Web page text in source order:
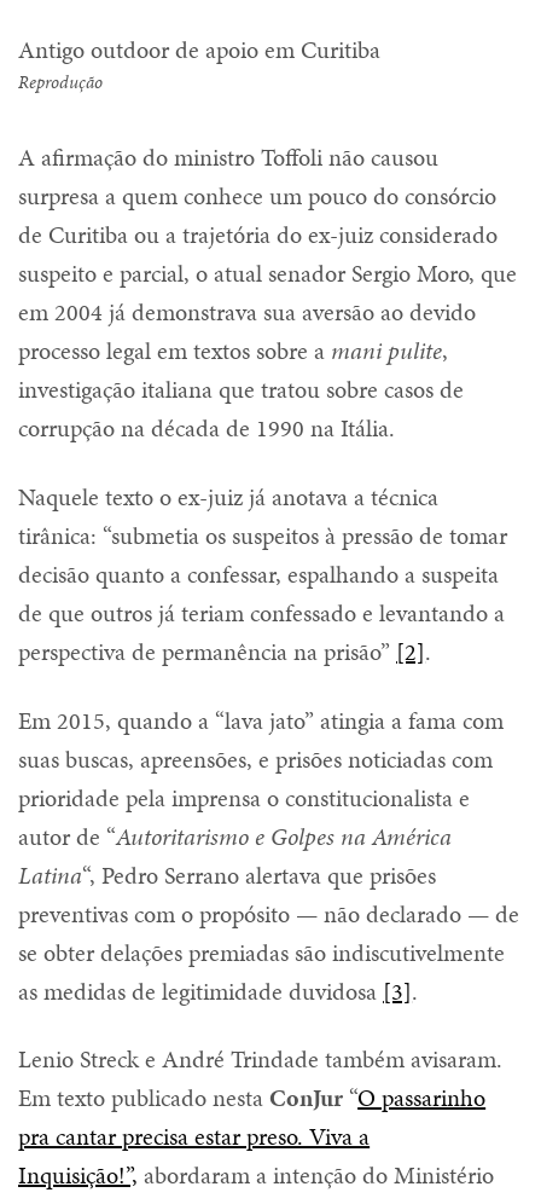
Antigo outdoor de apoio em Curitiba
Reprodução
A afirmação do ministro Toffoli não causou
surpresa a quem conhece um pouco do consórcio
de Curitiba ou a trajetória do ex-juiz considerado
suspeito e parcial, o atual senador Sergio Moro, que
em 2004 já demonstrava sua aversão ao devido
processo legal em textos sobre a mani pulite,
investigação italiana que tratou sobre casos de
corrupção na década de 1990 na Itália.
Naquele texto o ex-juiz já anotava a técnica
tirânica: “submetia os suspeitos à pressão de tomar
decisão quanto a confessar, espalhando a suspeita
de que outros já teriam confessado e levantando a
perspectiva de permanência na prisão” [2].
Em 2015, quando a “lava jato” atingia a fama com
suas buscas, apreensões, e prisões noticiadas com
prioridade pela imprensa o constitucionalista e
autor de “Autoritarismo e Golpes na América
Latina“, Pedro Serrano alertava que prisões
preventivas com o propósito — não declarado — de
se obter delações premiadas são indiscutivelmente
as medidas de legitimidade duvidosa [3].
Lenio Streck e André Trindade também avisaram.
Em texto publicado nestaConJur “O passarinho
pra cantar precisa estar preso. Viva a
Inquisição!”, abordaram a intenção do Ministério